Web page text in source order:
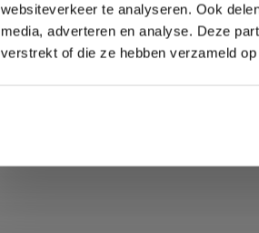
websiteverkeer te analyseren. Ook
media, adverteren en analyse. Deze
verstrekt of die ze hebben verzameld